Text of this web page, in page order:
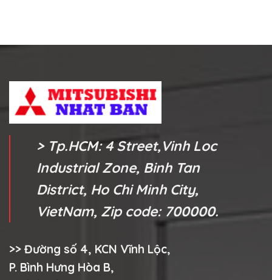
> Tp.HCM: 4 Street,Vinh Loc
Industrial Zone, Binh Tan
District, Ho Chi Minh City,
VietNam, Zip code: 700000.
>> Đường số 4, KCN Vĩnh Lộc,
P. Bình Hưng Hòa B,